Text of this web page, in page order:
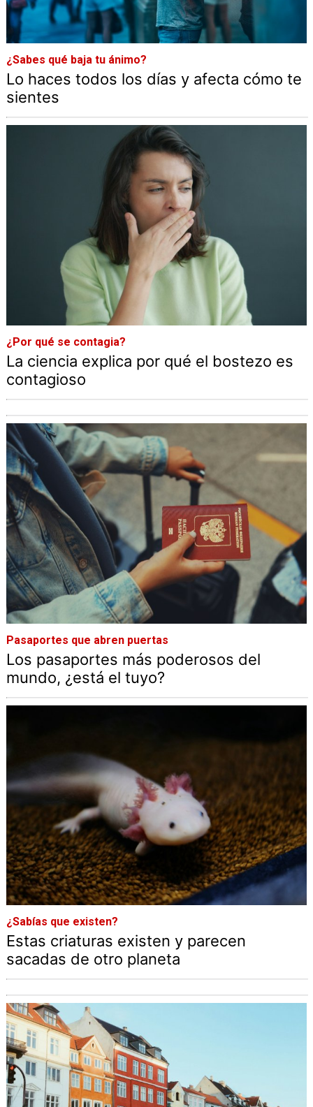
¿Sabes qué baja tu ánimo?
Lo haces todos los días y afecta cómo te
sientes
¿Por qué se contagia?
La ciencia explica por qué el bostezo es
contagioso
Pasaportes que abren puertas
Los pasaportes más poderosos del
mundo, ¿está el tuyo?
¿Sabías que existen?
Estas criaturas existen y parecen
sacadas de otro planeta